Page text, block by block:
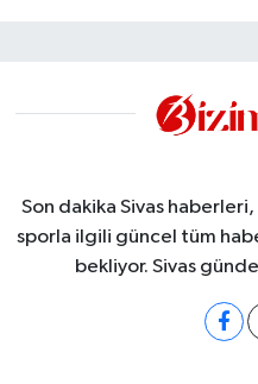
Son dakika Sivas
sporla ilgili güncel tüm
bekliyor. Sivas